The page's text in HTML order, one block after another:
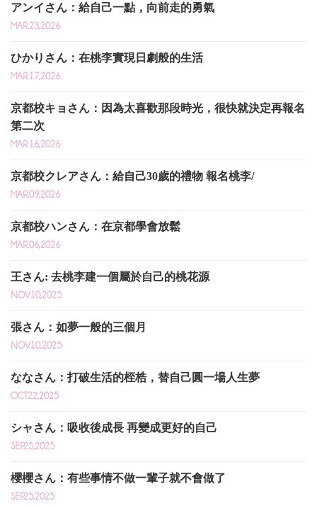
アンイさん：給自己一點，向前走的勇氣
MAR.23,2026
ひかりさん：在桃李實現日劇般的生活
MAR.17,2026
京都校キョさん：因為太喜歡那段時光，很快就決定再報名
第二次
MAR.16,2026
京都校クレアさん：給自己30歲的禮物 報名桃李/
MAR.09,2026
京都校ハンさん：在京都學會放鬆
MAR.06,2026
王さん: 去桃李建一個屬於自己的桃花源
NOV.10,2025
張さん：如夢一般的三個月
NOV.10,2025
ななさん：打破生活的桎梏，替自己圓一場人生夢
OCT.22,2025
シャさん：吸收後成長 再變成更好的自己
SEP.25,2025
櫻櫻さん：有些事情不做一輩子就不會做了
SEP.25,2025